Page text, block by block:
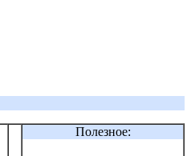
Полезное: